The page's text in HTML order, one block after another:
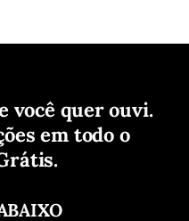
você quer ouvi.
em todo o